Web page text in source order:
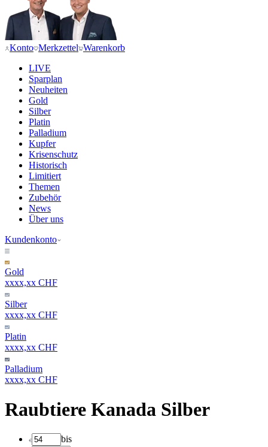
Konto Merkzettel Warenkorb
LIVE
Sparplan
Neuheiten
Gold
Silber
Platin
Palladium
Kupfer
Krisenschutz
Historisch
Limitiert
Themen
Zubehör
News
Über uns
Kundenkonto
Gold
xxxx,xx CHF
Silber
xxxx,xx CHF
Platin
xxxx,xx CHF
Palladium
xxxx,xx CHF
Raubtiere Kanada Silber
bis